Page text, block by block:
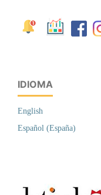
IDIOMA
English
Español (España)